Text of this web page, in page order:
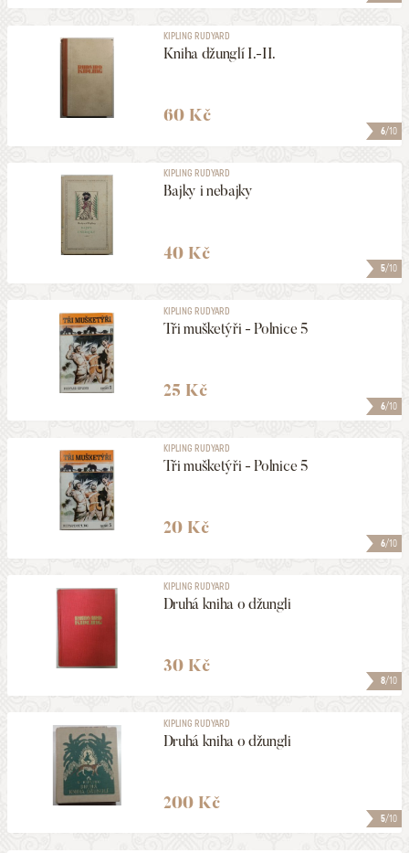
6/10
KIPLING RUDYARD
Kniha džunglí I.-II.
60 Kč
5/10
KIPLING RUDYARD
Bajky i nebajky
40 Kč
6/10
KIPLING RUDYARD
Tři mušketýři - Polnice 5
25 Kč
6/10
KIPLING RUDYARD
Tři mušketýři - Polnice 5
20 Kč
8/10
KIPLING RUDYARD
Druhá kniha o džungli
30 Kč
5/10
KIPLING RUDYARD
Druhá kniha o džungli
200 Kč